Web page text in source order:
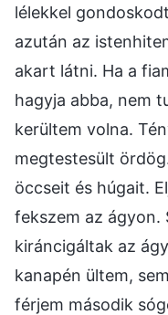
lélekkel
azután az
akart látni. Ha a
hagyja abba, nem
kerültem volna.
megtestesült
öccseit és húgait.
fekszem az ágyon.
kiráncigáltak az
kanapén ültem,
férjem második